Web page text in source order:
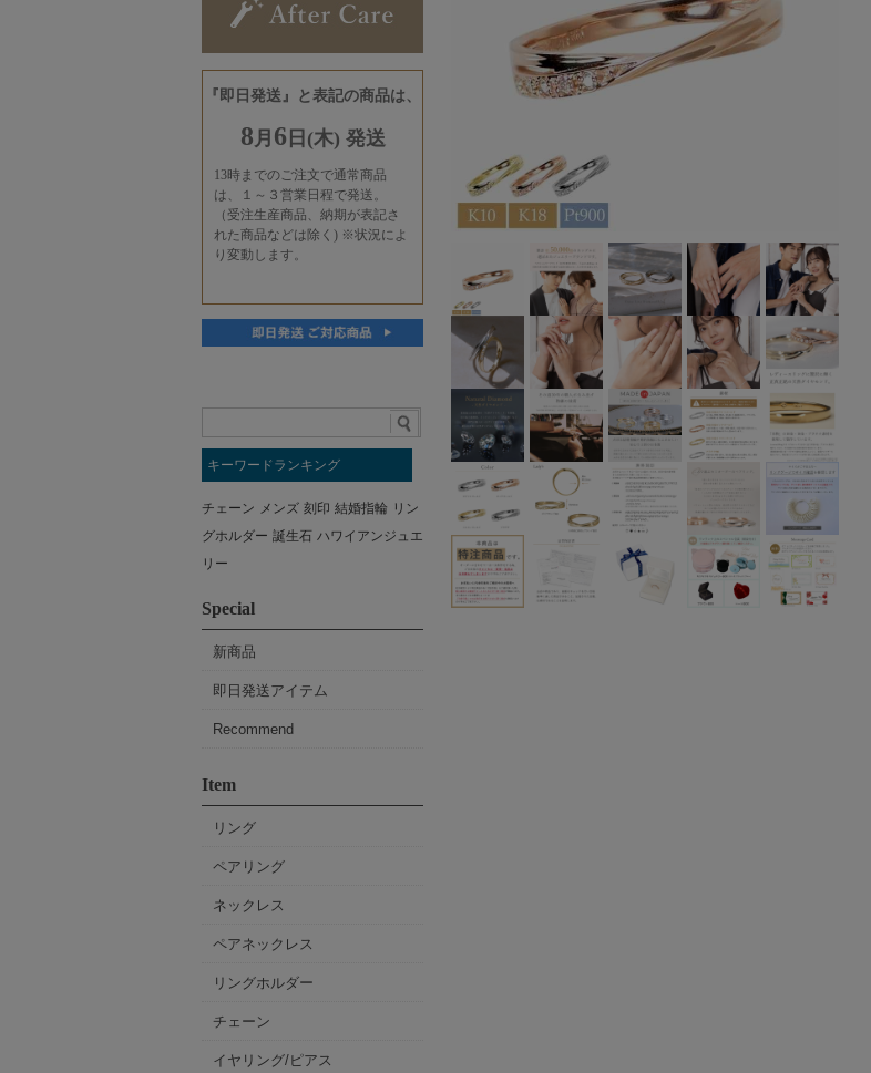
キーワードランキング
チェーン メンズ 刻印 結婚指輪 リン
グホルダー 誕生石 ハワイアンジュエ
リー
Special
新商品
即日発送アイテム
Recommend
Item
リング
ペアリング
ネックレス
ペアネックレス
リングホルダー
チェーン
イヤリング/ピアス